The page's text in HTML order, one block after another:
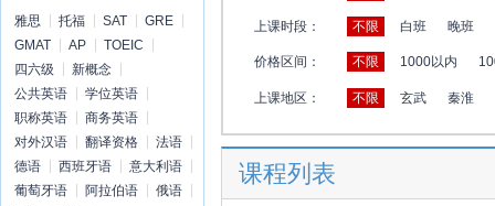
雅思 托福 SAT
GRE
GMAT
AP
TOEIC
四六级
新概念
公共英语
学位英语
职称英语
商务英语
对外汉语
翻译资格
法语
德语
西班牙语
意大利语
葡萄牙语
阿拉伯语
俄语
上课时段： 不限 白班 晚班
价格区间： 不限 1000以内
上课地区： 不限 玄武 秦淮
课程列表